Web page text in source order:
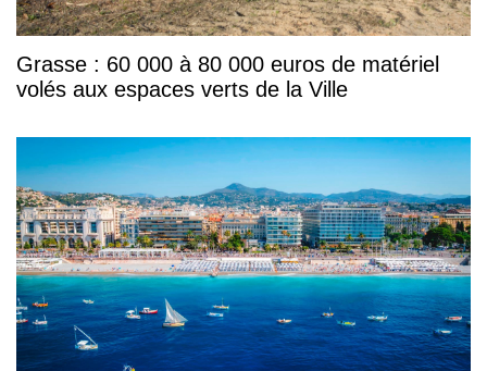
Grasse : 60 000 à 80 000 euros de matériel
volés aux espaces verts de la Ville